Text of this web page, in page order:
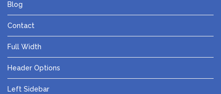
Blog
Contact
Full Width
Header Options
Left Sidebar